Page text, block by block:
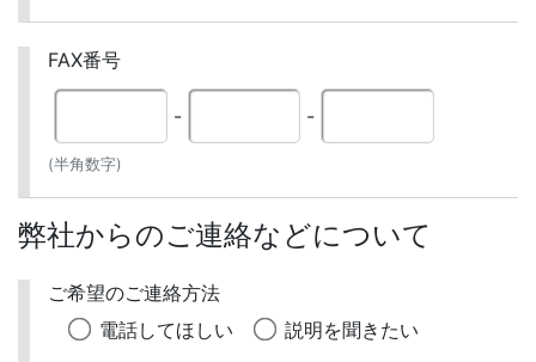
FAX番号
- -
(半角数字)
弊社からのご連絡などについて
ご希望のご連絡方法
電話してほしい
説明を聞きたい